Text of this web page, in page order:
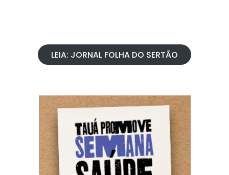
LEIA: JORNAL FOLHA DO SERTÃO